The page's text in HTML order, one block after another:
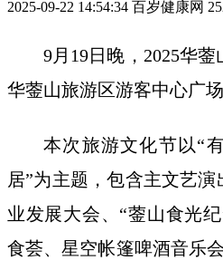
2025-09-22 14:54:34 百岁健康网
9月19日晚，2025华
华蓥山旅游区游客中心广场
本次旅游文化节以“
居”为主题，包含主文艺
业发展大会、“蓥山食光
食荟、星空帐篷啤酒音乐